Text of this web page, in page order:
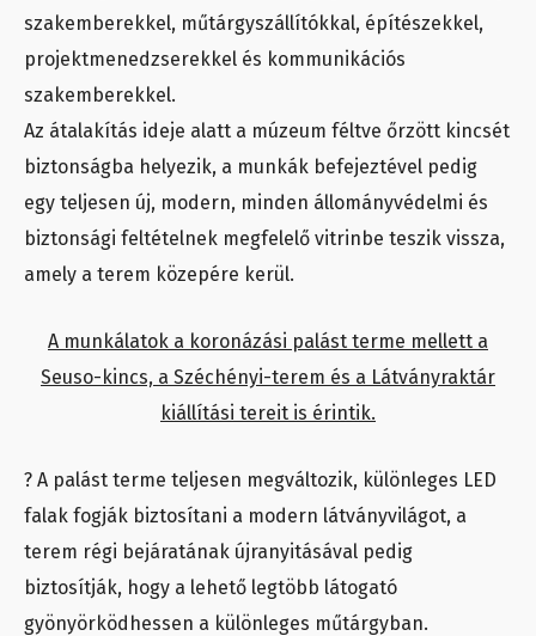
szakemberekkel, műtárgyszállítókkal, építészekkel,
projektmenedzserekkel és kommunikációs
szakemberekkel.
Az átalakítás ideje alatt a múzeum féltve őrzött kincsét
biztonságba helyezik, a munkák befejeztével pedig
egy teljesen új, modern, minden állományvédelmi és
biztonsági feltételnek megfelelő vitrinbe teszik vissza,
amely a terem közepére kerül.
A munkálatok a koronázási palást terme mellett a
Seuso-kincs, a Széchényi-terem és a Látványraktár
kiállítási tereit is érintik.
? A palást terme teljesen megváltozik, különleges LED
falak fogják biztosítani a modern látványvilágot, a
terem régi bejáratának újranyitásával pedig
biztosítják, hogy a lehető legtöbb látogató
gyönyörködhessen a különleges műtárgyban.